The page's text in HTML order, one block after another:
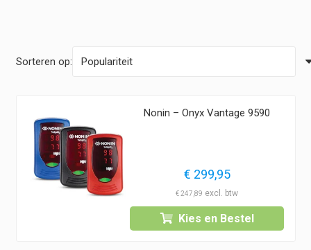
Sorteren op:
Nonin – Onyx Vantage 9590
€ 299,95
€247,89
Kies en Bestel